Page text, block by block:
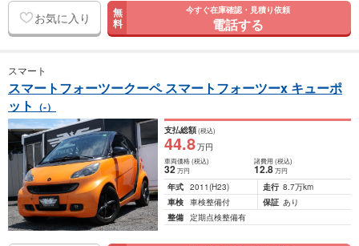
お気に入り 無
料
今すぐ在庫確認・見積り依頼
電話する
スマート
スマートフォーツークーペ スマートフォーツーx キューポ
ット （-）
支払総額(税込)
44.8万円
車両価格(税込)
32万円
諸費用 (税込)
12.8 万円
年式 2011(H23) 走行 8.7万km
車検 車検整備付 保証 あり
整備 定期点検整備有